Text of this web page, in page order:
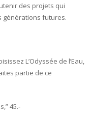
des projets qui
générations futures.
L’Odyssée de l’Eau,
partie de ce
45.-